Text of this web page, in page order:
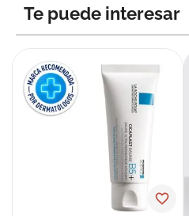
Te puede interesar